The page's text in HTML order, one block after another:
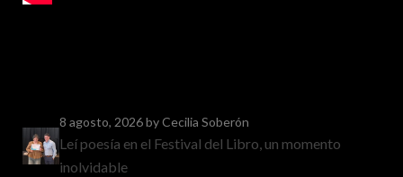
8 agosto, 2026by Cecilia Soberón
Leí poesía en el Festival del Libro, un momento
inolvidable